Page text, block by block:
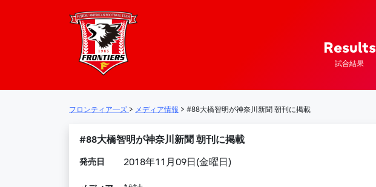
メインナビゲーション
Results
試合結果
フロンティア―ズ > メディア情報 > #88大橋智明が神奈川新聞 朝刊に掲載
#88大橋智明が神奈川新聞 朝刊に掲載
発売日 2018年11月09日(金曜日)